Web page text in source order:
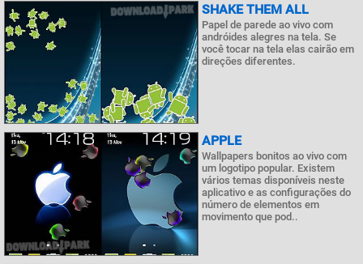
SHAKE THEM ALL
Papel de parede ao vivo com
andróides alegres na tela. Se
você tocar na tela elas cairão em
direções diferentes.
APPLE
Wallpapers bonitos ao vivo com
um logotipo popular. Existem
vários temas disponíveis neste
aplicativo e as configurações do
número de elementos em
movimento que pod..